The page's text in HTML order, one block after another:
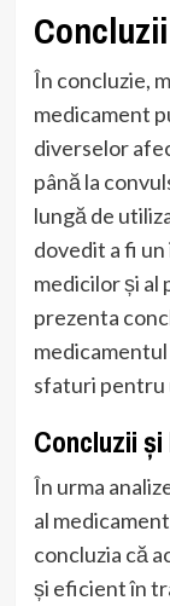
În concluzie,
medicament
diverselor
până la
lungă de
dovedit a fi
medicilor și al
prezenta
sfaturi pentru
Concluzii
În urma
al
concluzia că
și eficient în